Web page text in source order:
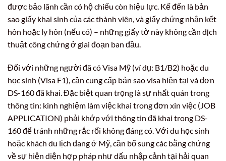
được bảo lãnh cần có hộ chiếu còn hiệu lực. Kế đến là bản
sao giấy khai sinh của các thành viên, và giấy chứng nhận kết
hôn hoặc ly hôn (nếu có) – những giấy tờ này không cần dịch
thuật công chứng ở giai đoạn ban đầu.
Đối với những người đã có Visa Mỹ (ví dụ: B1/B2) hoặc du
học sinh (Visa F1), cần cung cấp bản sao visa hiện tại và đơn
DS-160 đã khai. Đặc biệt quan trọng là sự nhất quán trong
thông tin: kinh nghiệm làm việc khai trong đơn xin việc (JOB
APPLICATION) phải khớp với thông tin đã khai trong DS-
160 để tránh những rắc rối không đáng có. Với du học sinh
hoặc khách du lịch đang ở Mỹ, cần bổ sung các bằng chứng
về sự hiện diện hợp pháp như dấu nhập cảnh tại hải quan